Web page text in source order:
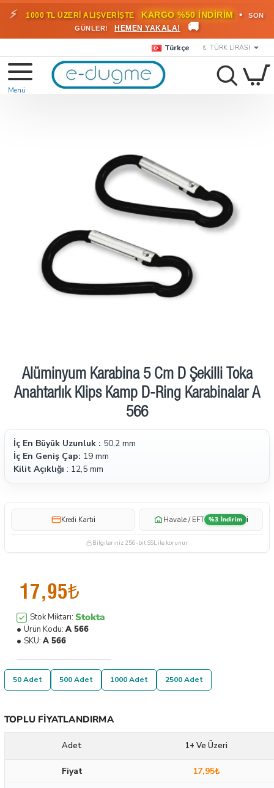
⚡ 1000 TL ÜZERİ ALIŞVERİŞTE KARGO %50 İNDİRİM •
SON
GÜNLER!
HEMEN YAKALA! 🚚
Türkçe ₺ TÜRK LIRASI
Alüminyum Karabina 5 Cm D Şekilli Toka
Anahtarlık Klips Kamp D-Ring Karabinalar A
566
İç En Büyük Uzunluk : 50,2 mm
İç En Geniş Çap: 19 mm
Kilit Açıklığı : 12,5 mm
Kredi Kartıi Havale / EFT %3 İndirim i
Bilgileriniz 256-bit SSL ile korunur
17,95₺
Stok Miktarı: Stokta
Ürün Kodu: A 566
SKU: A 566
50 Adet 500 Adet 1000 Adet 2500 Adet
TOPLU FIYATLANDIRMA
Adet 1+ Ve Üzeri
Fiyat
17,95₺